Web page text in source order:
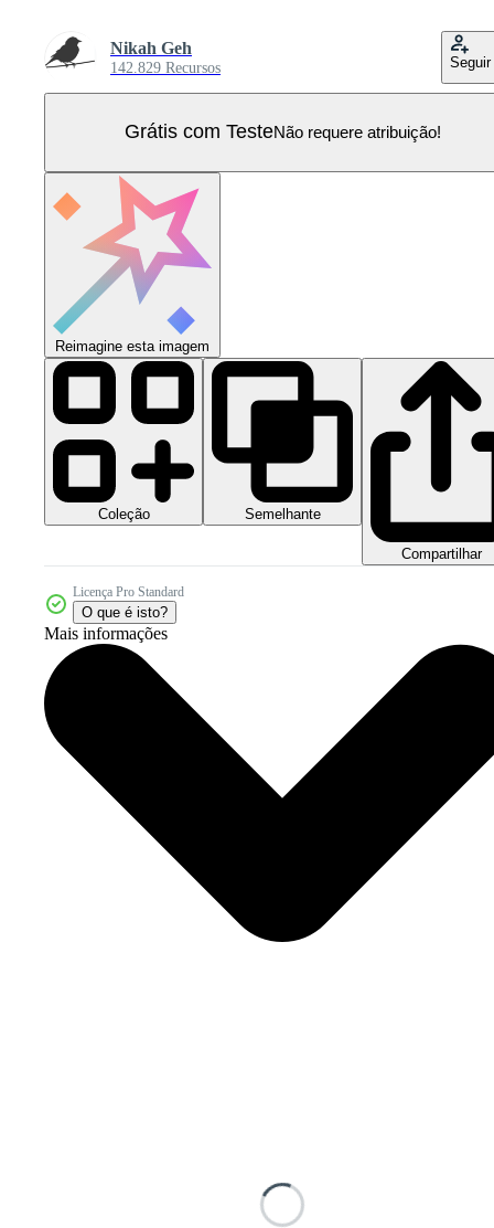
Nikah Geh
142.829 Recursos Seguir
Grátis com TesteNão requere atribuição!
Reimagine esta imagem
Coleção Semelhante
Compartilhar
Licença Pro Standard
O que é isto?
Mais informações